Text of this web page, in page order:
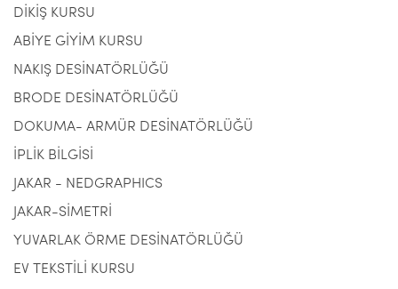
DİKİŞ KURSU
ABİYE GİYİM KURSU
NAKIŞ DESİNATÖRLÜĞÜ
BRODE DESİNATÖRLÜĞÜ
DOKUMA- ARMÜR DESİNATÖRLÜĞÜ
İPLİK BİLGİSİ
JAKAR - NEDGRAPHICS
JAKAR-SİMETRİ
YUVARLAK ÖRME DESİNATÖRLÜĞÜ
EV TEKSTİLİ KURSU